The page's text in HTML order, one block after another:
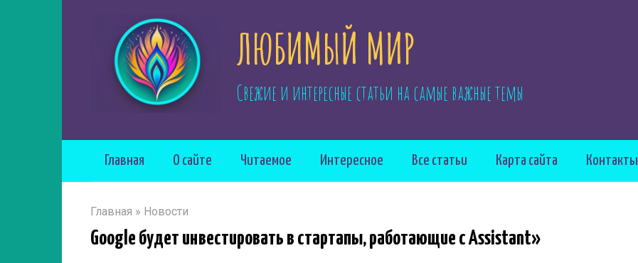
ЛЮБИМЫЙ МИР
Свежие и интересные статьи на самые важные темы
Главная О сайте Читаемое Интересное Все статьи Карта сайта Контакты
Главная » Новости
Google будет инвестировать в стартапы, работающие с Assistant»